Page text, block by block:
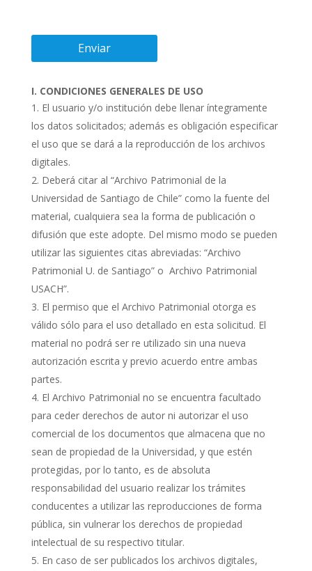
I. CONDICIONES GENERALES DE USO
El usuario y/o institución debe llenar íntegramente
los datos solicitados; además es obligación especificar
el uso que se dará a la reproducción de los archivos
digitales.
Deberá citar al “Archivo Patrimonial de la
Universidad de Santiago de Chile” como la fuente del
material, cualquiera sea la forma de publicación o
difusión que este adopte. Del mismo modo se pueden
utilizar las siguientes citas abreviadas: “Archivo
Patrimonial U. de Santiago” o Archivo Patrimonial
USACH”.
El permiso que el Archivo Patrimonial otorga es
válido sólo para el uso detallado en esta solicitud. El
material no podrá ser re utilizado sin una nueva
autorización escrita y previo acuerdo entre ambas
partes.
El Archivo Patrimonial no se encuentra facultado
para ceder derechos de autor ni autorizar el uso
comercial de los documentos que almacena que no
sean de propiedad de la Universidad, y que estén
protegidas, por lo tanto, es de absoluta
responsabilidad del usuario realizar los trámites
conducentes a utilizar las reproducciones de forma
pública, sin vulnerar los derechos de propiedad
intelectual de su respectivo titular.
En caso de ser publicados los archivos digitales,